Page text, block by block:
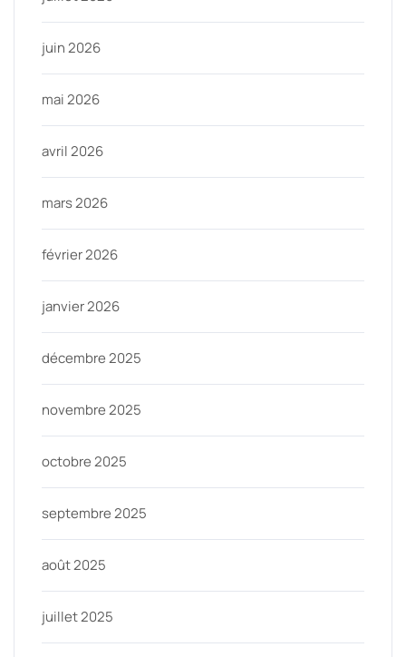
juin 2026
mai 2026
avril 2026
mars 2026
février 2026
janvier 2026
décembre 2025
novembre 2025
octobre 2025
septembre 2025
août 2025
juillet 2025